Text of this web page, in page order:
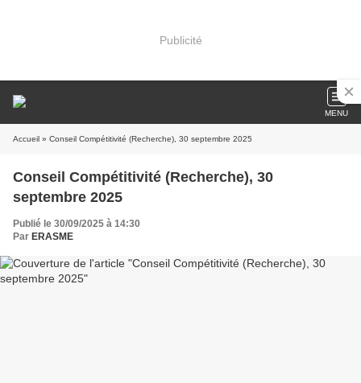
Publicité
MENU
Accueil » Conseil Compétitivité (Recherche), 30 septembre 2025
Conseil Compétitivité (Recherche), 30
septembre 2025
Publié le 30/09/2025 à 14:30
Par ERASME